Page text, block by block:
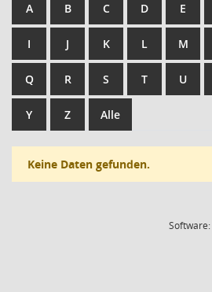
A B C D E
I J K L M
Q R S T U
Y Z Alle
Keine Daten gefunden.
Software: